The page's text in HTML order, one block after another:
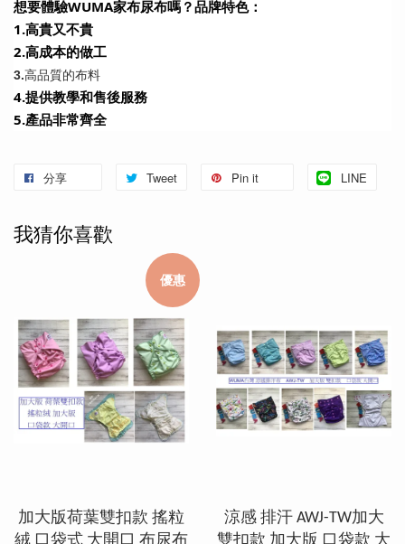
想要體驗WUMA家布尿布嗎？品牌特色：
1.高貴又不貴
2.高成本的做工
3.高品質的布料
4.提供教學和售後服務
5.產品非常齊全
分享 Tweet Pin it LINE
我猜你喜歡
優惠
加大版荷葉雙扣款 搖粒
涼感 排汗 AWJ-TW加大